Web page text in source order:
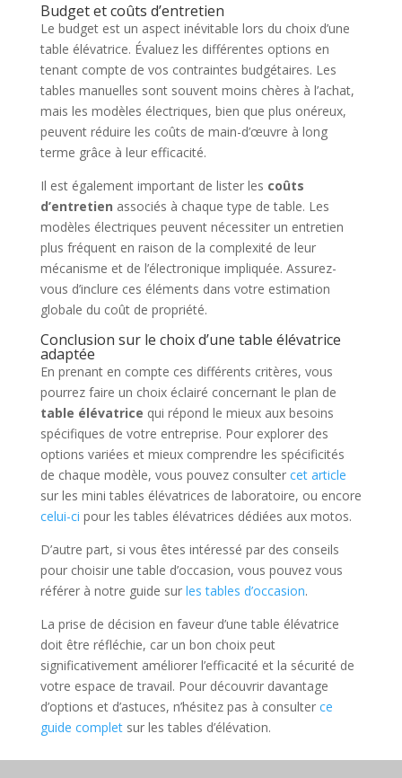
Budget et coûts d’entretien
Le budget est un aspect inévitable lors du choix d’une
table élévatrice. Évaluez les différentes options en
tenant compte de vos contraintes budgétaires. Les
tables manuelles sont souvent moins chères à l’achat,
mais les modèles électriques, bien que plus onéreux,
peuvent réduire les coûts de main-d’œuvre à long
terme grâce à leur efficacité.
Il est également important de lister les coûts
d’entretien associés à chaque type de table. Les
modèles électriques peuvent nécessiter un entretien
plus fréquent en raison de la complexité de leur
mécanisme et de l’électronique impliquée. Assurez-
vous d’inclure ces éléments dans votre estimation
globale du coût de propriété.
Conclusion sur le choix d’une table élévatrice
adaptée
En prenant en compte ces différents critères, vous
pourrez faire un choix éclairé concernant le plan de
table élévatrice qui répond le mieux aux besoins
spécifiques de votre entreprise. Pour explorer des
options variées et mieux comprendre les spécificités
de chaque modèle, vous pouvez consulter cet article
sur les mini tables élévatrices de laboratoire, ou encore
celui-ci pour les tables élévatrices dédiées aux motos.
D’autre part, si vous êtes intéressé par des conseils
pour choisir une table d’occasion, vous pouvez vous
référer à notre guide sur les tables d’occasion.
La prise de décision en faveur d’une table élévatrice
doit être réfléchie, car un bon choix peut
significativement améliorer l’efficacité et la sécurité de
votre espace de travail. Pour découvrir davantage
d’options et d’astuces, n’hésitez pas à consulter ce
guide completsur les tables d’élévation.